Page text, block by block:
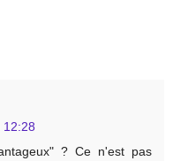
12:28
? Ce n'est pas